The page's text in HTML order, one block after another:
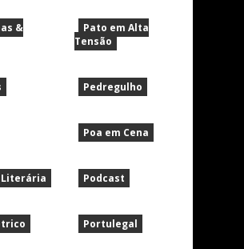
&
Pato em Alta
Tensão
Pedregulho
Poa em Cena
Podcast
Portulegal